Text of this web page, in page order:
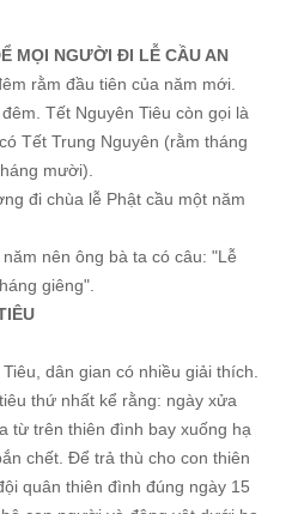
MỌI NGƯỜI ĐI LỄ CẦU AN
rằm đầu tiên của năm mới.
Tết Nguyên Tiêu còn gọi là
Tết Trung Nguyên (rằm tháng
mười).
đi chùa lễ Phật cầu một năm
nên ông bà ta có câu: "Lễ
giêng".
dân gian có nhiều giải thích.
thứ nhất kể rằng: ngày xửa
từ trên thiên đình bay xuống hạ
chết. Để trả thù cho con thiên
quân thiên đình đúng ngày 15